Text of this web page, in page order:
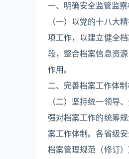
一、明确安全监管监
（一）以党的十八大
项工作，以建立健全
段，整合档案信息资
作用。
二、完善档案工作体
（二）坚持统一领导
强对档案工作的统筹
案工作体制。各省级
档案管理规范（修订